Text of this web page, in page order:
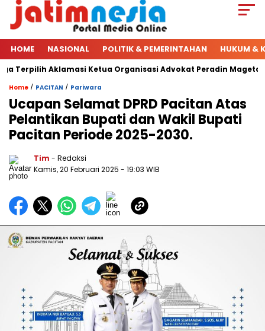
HOME NASIONAL POLITIK & PEMERINTAHAN HUKUM &
Aklamasi Ketua Organisasi Advokat Peradin Magetan.
Home / PACITAN / Pariwara
Ucapan Selamat DPRD Pacitan Atas
Pelantikan Bupati dan Wakil Bupati
Pacitan Periode 2025-2030.
Tim - Redaksi
Kamis, 20 Februari 2025 - 19:03 WIB